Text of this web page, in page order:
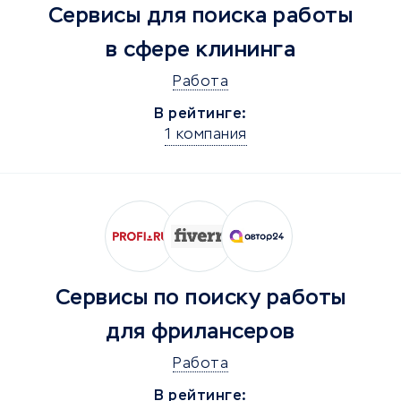
клиентах, а преимущество профессии
– высокая оплата.
Профессия дизайн
интерьера онлайн
потребуется освоить несколько
графических программ. В профессии
важна визуализация дизайн-проекта,
преимущества, увидеть результат
еще до начала работ. Необходимые
Сервисы для поиска работы
в сфере клининга
Работа
В рейтинге:
1 компания
Сервисы по поиску работы
для фрилансеров
Работа
В рейтинге: